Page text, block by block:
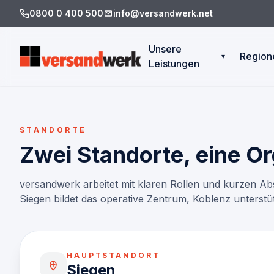
0800 0 400 500 info@versandwerk.net
Unsere
Leistungen
▾
Paletten- & Stückgut
Regiofahrten
Überlängen / Sperrgut
Spezialservices
Tarife / Preisliste
STANDORTE
Zwei Standorte, eine
versandwerk arbeitet mit klaren Rollen und kurzen
Siegen bildet das operative Zentrum, Koblenz
HAUPTSTANDORT
Siegen